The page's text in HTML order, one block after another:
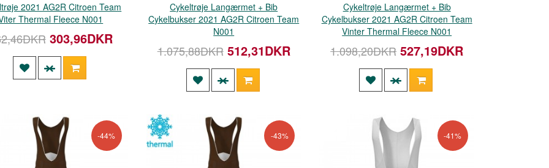
2021 AG2R Citroen Team
Thermal Fleece N001
303,96DKR
Cykeltrøje Langærmet + Bib
Cykelbukser 2021 AG2R Citroen Team
N001
1.075,88DKR 512,31DKR
Cykeltrøje Langærmet + Bib
Cykelbukser 2021 AG2R Citroen Team
Vinter Thermal Fleece N001
1.098,20DKR 527,19DKR
-44% -43% -41%